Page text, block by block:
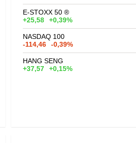
E-STOXX 50 ®
+25,58
+0,39%
NASDAQ 100
-114,46
-0,39%
HANG SENG
+37,57
+0,15%